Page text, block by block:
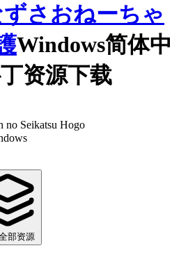
さおねーちゃ
Windows简体中
资源下载
no Seikatsu Hogo
部资源